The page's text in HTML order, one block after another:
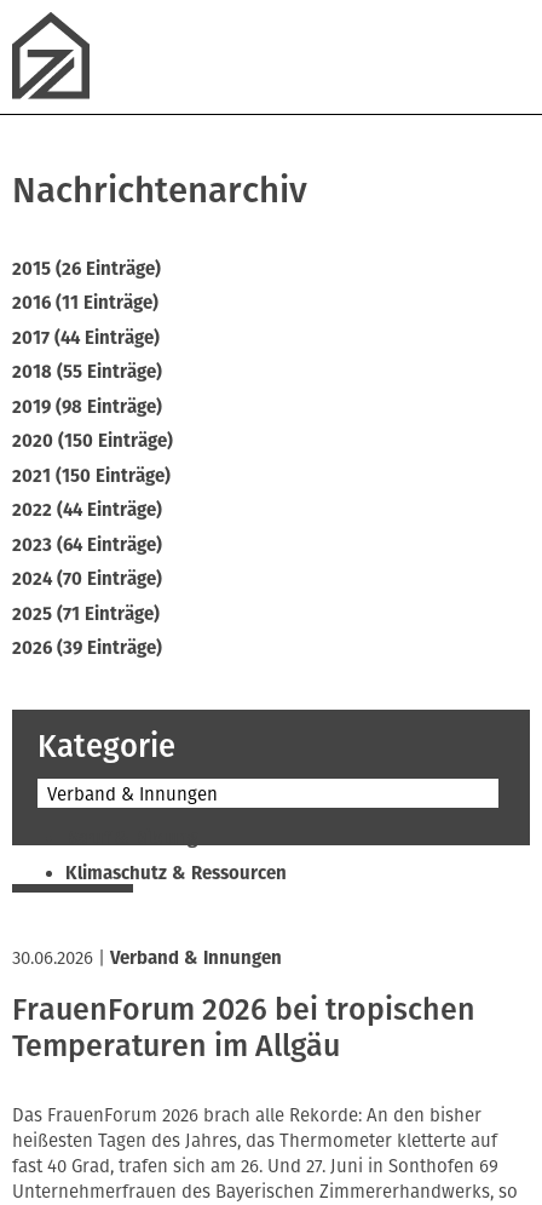
Nachrichtenarchiv
2015 (26 Einträge)
2016 (11 Einträge)
2017 (44 Einträge)
2018 (55 Einträge)
2019 (98 Einträge)
2020 (150 Einträge)
2021 (150 Einträge)
2022 (44 Einträge)
2023 (64 Einträge)
2024 (70 Einträge)
2025 (71 Einträge)
2026 (39 Einträge)
Kategorie
Verband & Innungen
Klimaschutz & Ressourcen
Soziales & Tarifpolitik
Verband & Innungen
Innung
30.06.2026 Verband & Innungen
FrauenForum 2026 bei tropischen
Temperaturen im Allgäu
Das FrauenForum 2026 brach alle Rekorde: An den bisher
heißesten Tagen des Jahres, das Thermometer kletterte auf
fast 40 Grad, trafen sich am 26. Und 27. Juni in Sonthofen 69
Unternehmerfrauen des Bayerischen Zimmererhandwerks, so